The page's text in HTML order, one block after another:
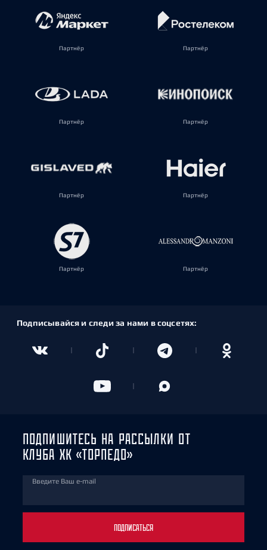
Партнёр Партнёр
Партнёр Партнёр
Партнёр Партнёр
Партнёр Партнёр
Подписывайся и следи за нами в соцсетях:
ПОДПИШИТЕСЬ НА РАССЫЛКИ ОТ
КЛУБА ХК «ТОРПЕДО»
Введите Ваш e-mail
ПОДПИСАТЬСЯ